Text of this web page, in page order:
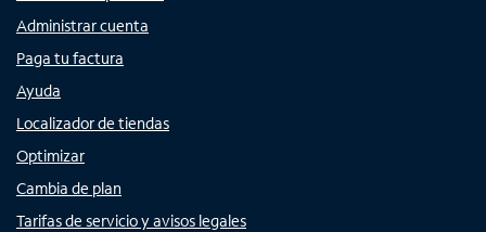
Administrar cuenta
Paga tu factura
Ayuda
Localizador de tiendas
Optimizar
Cambia de plan
Tarifas de servicio y avisos legales